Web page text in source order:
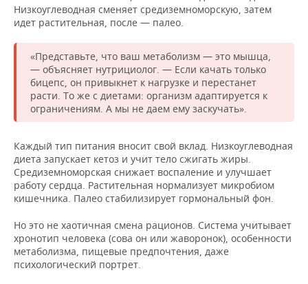
Низкоуглеводная сменяет средиземноморскую, затем
идет растительная, после — палео.
«Представьте, что ваш метаболизм — это мышца,
— объясняет нутрициолог. — Если качать только
бицепс, он привыкнет к нагрузке и перестанет
расти. То же с диетами: организм адаптируется к
ограничениям. А мы не даем ему заскучать».
Каждый тип питания вносит свой вклад. Низкоуглеводная
диета запускает кетоз и учит тело сжигать жиры.
Средиземноморская снижает воспаление и улучшает
работу сердца. Растительная нормализует микробиом
кишечника. Палео стабилизирует гормональный фон.
Но это не хаотичная смена рационов. Система учитывает
хронотип человека (сова он или жаворонок), особенности
метаболизма, пищевые предпочтения, даже
психологический портрет.